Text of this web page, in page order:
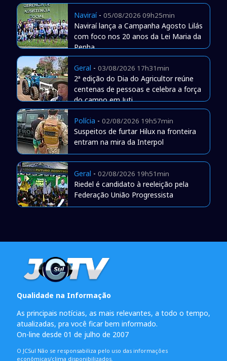
Naviraí- 05/08/2026 09h25min
Naviraí lança a Campanha Agosto Lilás
com foco nos 20 anos da Lei Maria da
Penha
Geral - 03/08/2026 17h31min
2ª edição do Dia do Agricultor reúne
centenas de pessoas e celebra a força
do campo em Juti
Polícia - 02/08/2026 19h57min
Suspeitos de furtar Hilux na fronteira
entram na mira da Interpol
Geral - 02/08/2026 19h51min
Riedel é candidato à reeleição pela
Federação União Progressista
Qualidade na Informação
As principais notícias, as mais relevantes, a todo o tempo,
atualizadas, pra você ficar bem informado.
On-line desde 01 de julho de 2007
O JCSul Não se responsabiliza pelo uso das informações
econômicas/clima disponibilizados.